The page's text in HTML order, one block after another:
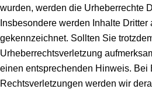
wurden, werden die Urheberrechte
Insbesondere werden Inhalte Dritter
gekennzeichnet. Sollten Sie
Urheberrechtsverletzung
einen entsprechenden Hinweis. Bei
Rechtsverletzungen werden wir